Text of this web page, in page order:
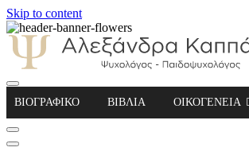
Skip to content
Αλεξάνδρα Καππάτου
ΒΙΟΓΡΑΦΙΚΟ ΒΙΒΛΙΑ ΟΙΚΟΓΕΝΕΙΑ